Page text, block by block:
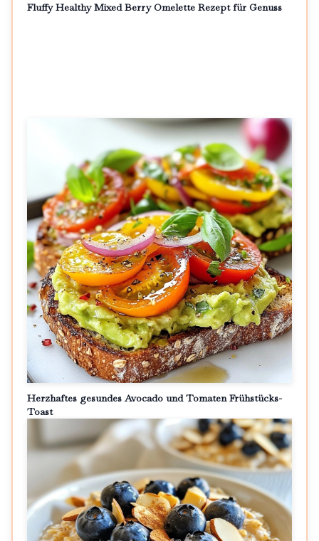
Fluffy Healthy Mixed Berry Omelette Rezept für Genuss
Herzhaftes gesundes Avocado und Tomaten Frühstücks-
Toast